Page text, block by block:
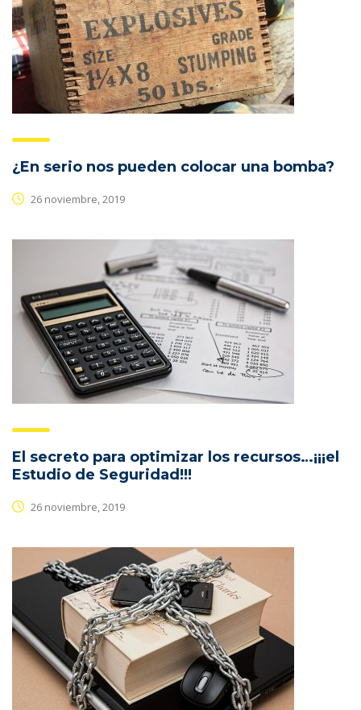
¿En serio nos pueden colocar una bomba?
26 noviembre, 2019
El secreto para optimizar los recursos…¡¡¡el
Estudio de Seguridad!!!
26 noviembre, 2019